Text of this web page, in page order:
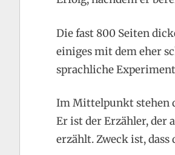
Die fast 800 Seiten
einiges mit dem eher
sprachliche
Im Mittelpunkt stehen
Er ist der Erzähler, der
erzählt. Zweck ist,